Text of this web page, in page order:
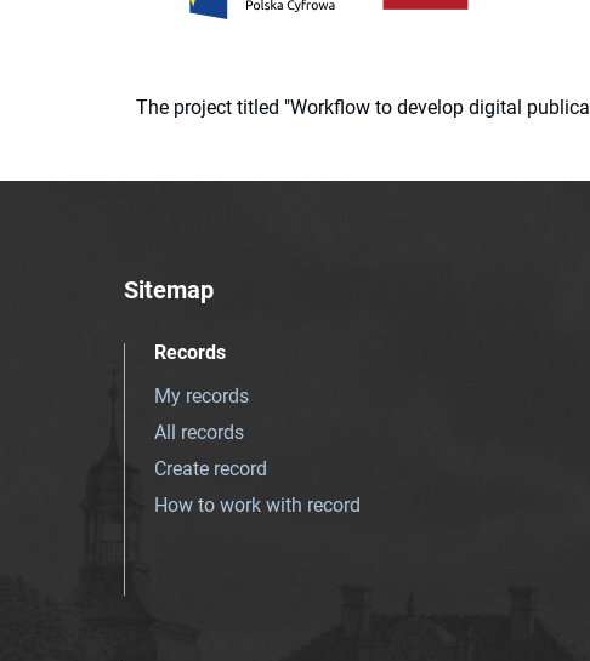
The project titled "Workflow to develop digital
Sitemap
Records
My records
All records
Create record
How to work with record